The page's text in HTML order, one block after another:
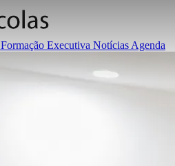
Formação Executiva Notícias Agenda